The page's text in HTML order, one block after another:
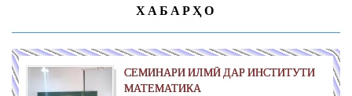
ХАБАРҲО
СЕМИНАРИ ИЛМӢ ДАР ИНСТИТУТИ
МАТЕМАТИКА